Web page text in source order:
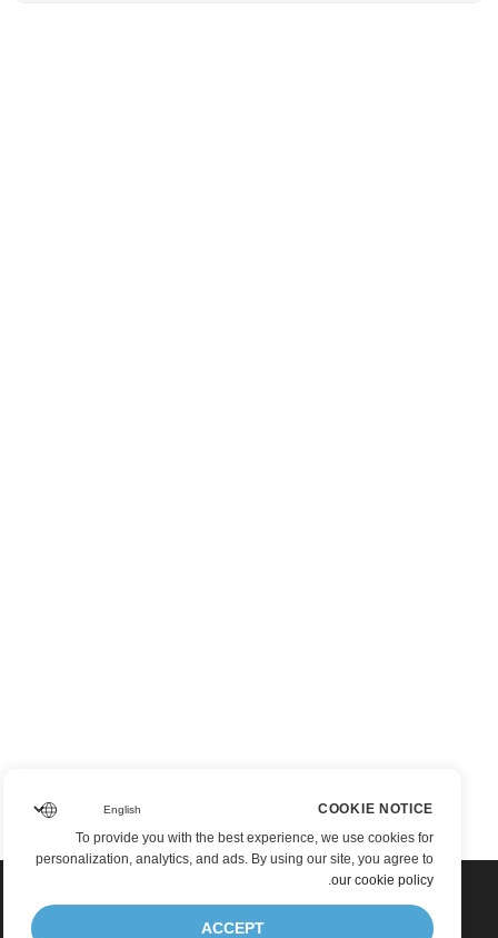
COOKIE NOTICE
To provide you with the best experience, we use cookies for
personalization, analytics, and ads. By using our site, you agree to
our cookie policy
.
ACCEPT